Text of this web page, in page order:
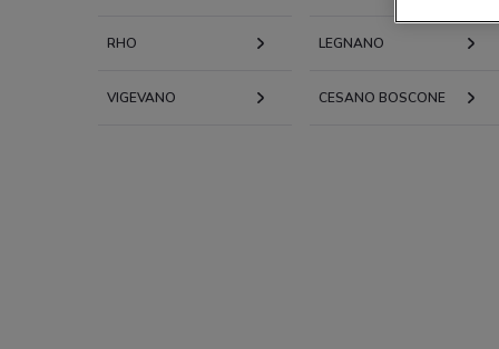
RHO LEGNANO
VIGEVANO CESANO BOSCONE